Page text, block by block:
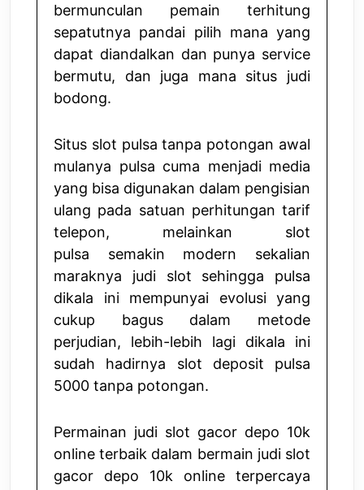
bermunculan pemain terhitung
sepatutnya pandai pilih mana yang
dapat diandalkan dan punya service
bermutu, dan juga mana situs judi
bodong.
Situs slot pulsa tanpa potongan awal
mulanya pulsa cuma menjadi media
yang bisa digunakan dalam pengisian
ulang pada satuan perhitungan tarif
telepon, melainkan slot
pulsa semakin modern sekalian
maraknya judi slot sehingga pulsa
dikala ini mempunyai evolusi yang
cukup bagus dalam metode
perjudian, lebih-lebih lagi dikala ini
sudah hadirnya slot deposit pulsa
5000 tanpa potongan.
Permainan judi slot gacor depo 10k
online terbaik dalam bermain judi slot
gacor depo 10k online terpercaya